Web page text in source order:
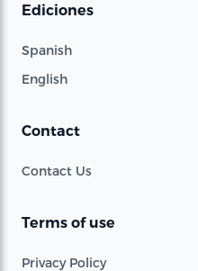
Ediciones
Spanish
English
Contact
Contact Us
Terms of use
Privacy Policy